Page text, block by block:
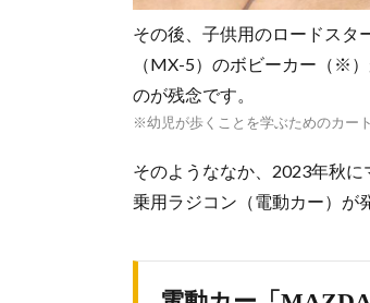
その後、子供用のロードスタ
（MX-5）のボビーカー（※
のが残念です。
※幼児が歩くことを学ぶためのカー
そのようななか、2023年秋
乗用ラジコン（電動カー）が